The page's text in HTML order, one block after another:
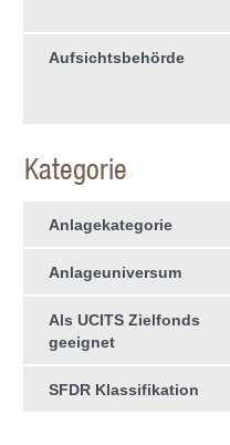
Aufsichtsbehörde
Kategorie
Anlagekategorie
Anlageuniversum
Als UCITS Zielfonds
geeignet
SFDR Klassifikation